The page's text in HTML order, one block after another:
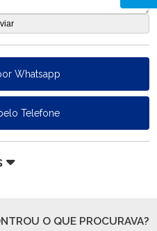
Whatsapp
Telefone
O QUE PROCURAVA?